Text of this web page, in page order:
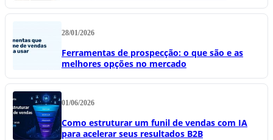
28/01/2026
Ferramentas de prospecção: o que são e as
melhores opções no mercado
01/06/2026
Como estruturar um funil de vendas com IA
para acelerar seus resultados B2B